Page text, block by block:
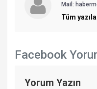
Mail:
Tüm
Facebook
Yorum Yazın